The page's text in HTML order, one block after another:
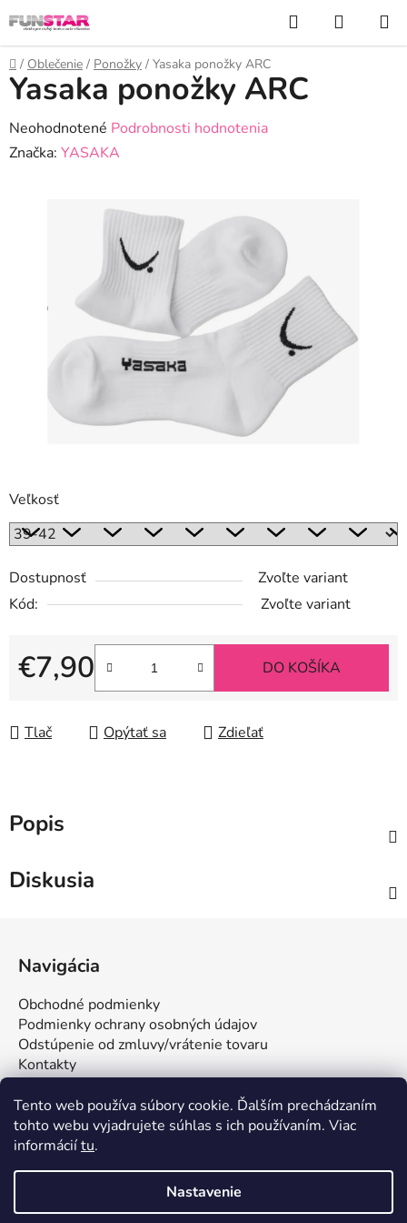
Tento web používa súbory cookie. Ďalším prechádzaním
tohto webu vyjadrujete súhlas s ich používaním. Viac
informáciítu.
Nastavenie
na
obsah
Hľadať
KOŠÍK
Domov
/ Oblečenie / Ponožky / Yasaka ponožky ARC
Veľkosť
Dostupnosť
Zvoľte variant
Kód:
Zvoľte variant
€7,90
Jednotková cena:
DO KOŠÍKA
Tlač Opýtať sa Zdieľať
Yasaka ponožky ARC
Priemerné
hodnotenie
hviezdičiek.
Neohodnotené Podrobnosti hodnotenia
Značka: YASAKA
Popis
Diskusia
e
Navigácia
Obchodné podmienky
Podmienky ochrany osobných údajov
Odstúpenie od zmluvy/vrátenie tovaru
Kontakty